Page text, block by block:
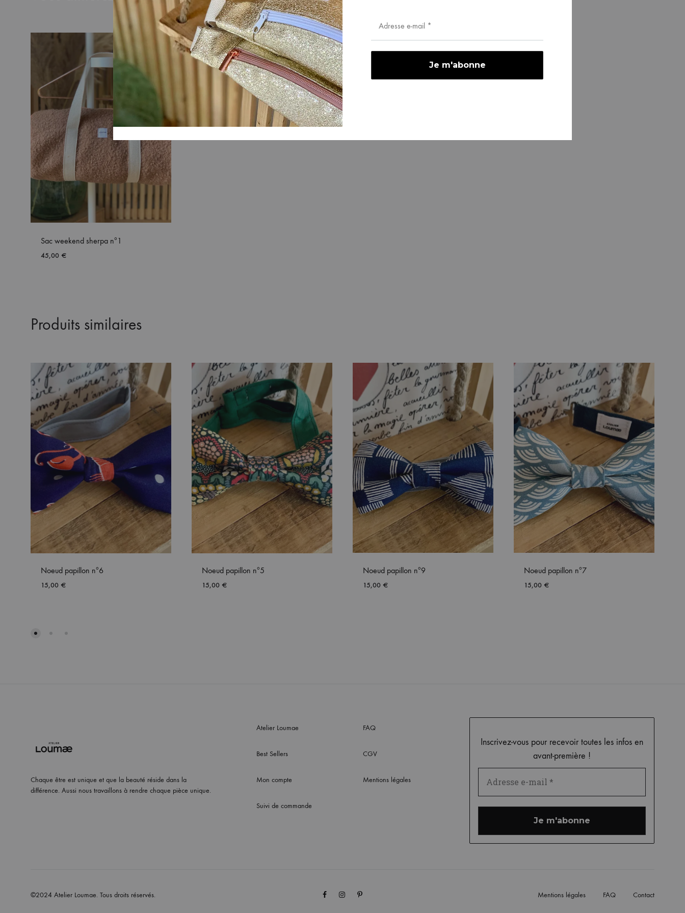
Sac weekend sherpa nº1
45,00 €
Produits similaires
Noeud papillon nº6
15,00 €
Noeud papillon nº5
15,00 €
Noeud papillon nº9
15,00 €
Noeud papillon nº7
15,00 €
Chaque être est unique et que la beauté réside dans la
différence. Aussi nous travaillons à rendre chaque pièce unique.
Atelier Loumae
Best Sellers
Mon compte
Suivi de commande
FAQ
CGV
Mentions légales
Inscrivez-vous pour recevoir toutes les infos en
avant-première !
©2024 Atelier Loumae. Tous droits réservés. FacebookInstagramPinterest Mentions légales FAQ Contact